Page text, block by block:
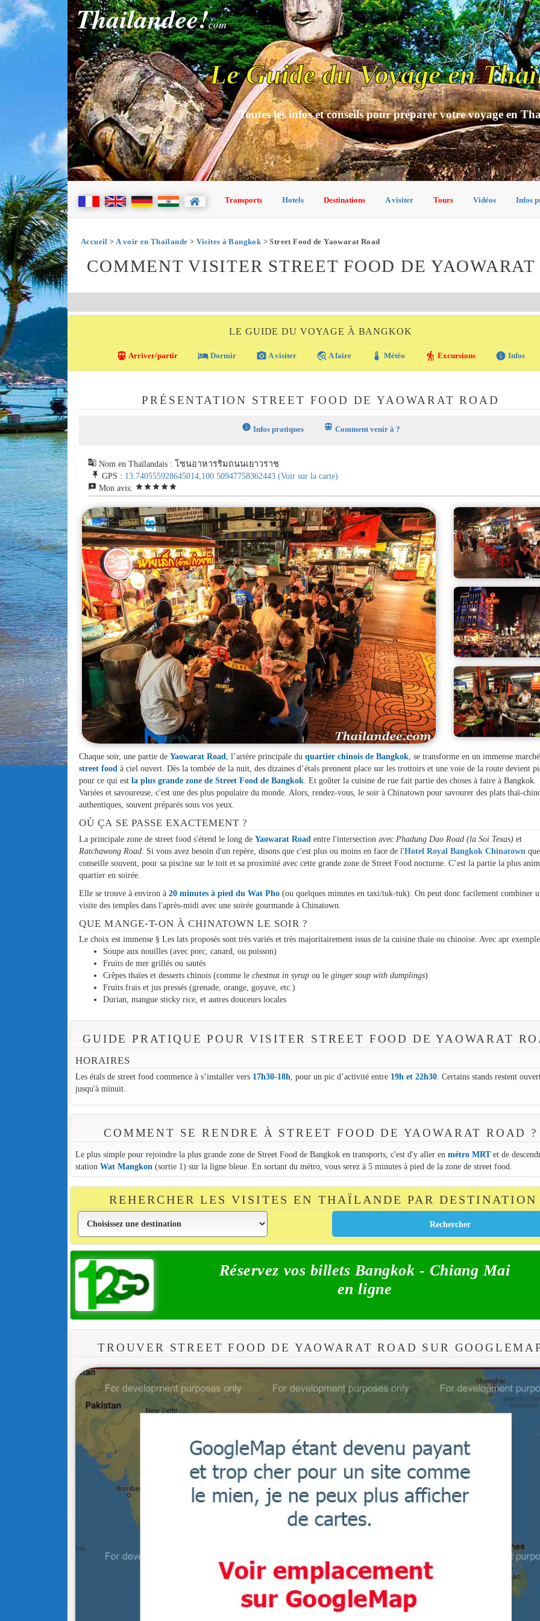
Thailandee!com
Le Guide du Voyage en
Toutes les infos et conseils pour préparer votre voyage en
Transports Hotels Destinations A visiter Tours Vidéos Infos
Accueil > A voir en Thaïlande > Visites à Bangkok > Street Food de Yaowarat Road
COMMENT VISITER STREET FOOD DE
LE GUIDE DU VOYAGE À BANGKOK
directions_transit Arriver/partir local_hotel Dormir photo_camera A visiter travel_explore A faire thermostat Météo hiking Excursions info Infos
PRÉSENTATION STREET FOOD DE YAOWARAT ROAD
info Infos pratiques train Comment venir à ?
g_translate Nom en Thaïlandais : โซนอาหารริมถนนเยาวราช
push_pin GPS : 13.740555928645014,100.50947758362443 (Voir sur la carte)
reviews Mon avis: starstarstarstarstar
Chaque soir, une partie deYaowarat Road, l’artère principale duquartier chinois de Bangkok, se transforme en un immense
street food à ciel ouvert. Dès la tombée de la nuit, des dizaines d’étals prennent place sur les trottoirs et une voie de la route devient
pour ce qui estla plus grande zone de Street Food de Bangkok. Et goûter la cuisine de rue fait partie des choses à faire à Bangkok.
Variées et savoureuse, c'est une des plus populaire du monde. Alors, rendez-vous, le soir à Chinatown pour savourer des plats thaï-
authentiques, souvent préparés sous vos yeux.
OÙ ÇA SE PASSE EXACTEMENT ?
La principale zone de street food s'étend le long deYaowarat Road entre l'intersection avec Phadung Dao Road (la Soi Texas) et
Ratchawong Road . Si vous avez besoin d'un repère, disons que c'est plus ou moins en face de l'Hotel Royal Bangkok Chinatown
conseille souvent, pour sa piscine sur le toit et sa proximité avec cette grande zone de Street Food nocturne. C’est la partie la plus
quartier en soirée.
Elle se trouve à environ à20 minutes à pied du Wat Pho (ou quelques minutes en taxi/tuk-tuk). On peut donc facilement combiner
visite des temples dans l'après-midi avec une soirée gourmande à Chinatown.
QUE MANGE-T-ON À CHINATOWN LE SOIR ?
Le choix est immense § Les lats proposés sont très variés et très majoritairement issus de la cuisine thaïe ou chinoise. Avec apr
Soupe aux nouilles (avec porc, canard, ou poisson)
Fruits de mer grillés ou sautés
Crêpes thaïes et desserts chinois (comme lechestnut in syrup ou leginger soup with dumplings)
Fruits frais et jus pressés (grenade, orange, goyave, etc.)
Durian, mangue sticky rice, et autres douceurs locales
GUIDE PRATIQUE POUR VISITER STREET FOOD DE YAOWARAT
HORAIRES
Les étals de street food commence à s’installer vers 17h30-18h , pour un pic d’activité entre 19h et 22h30. Certains stands restent
jusqu'à minuit.
COMMENT SE RENDRE À STREET FOOD DE YAOWARAT ROAD ?
Le plus simple pour rejoindre la plus grande zone de Street Food de Bangkok en transports, c'est d'y aller en métro MRTet de
station Wat Mangkon (sortie 1) sur la ligne bleue. En sortant du métro, vous serez à 5 minutes à pied de la zone de street food.
REHERCHER LES VISITES EN THAÏLANDE PAR DESTINATION
Réservez vos billets Bangkok - Chiang Mai
en ligne
TROUVER STREET FOOD DE YAOWARAT ROAD SUR